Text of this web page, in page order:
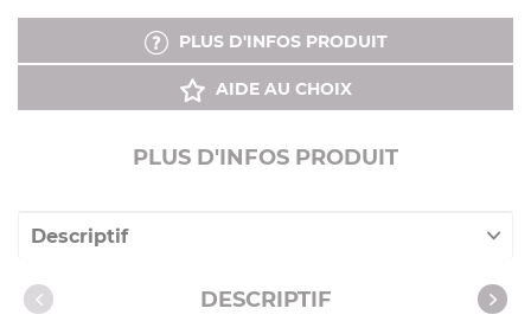
PLUS D'INFOS PRODUIT
AIDE AU CHOIX
PLUS D'INFOS PRODUIT
Descriptif
Caractéristiques DESCRIPTIF